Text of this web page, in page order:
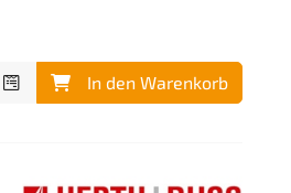
In den Warenkorb